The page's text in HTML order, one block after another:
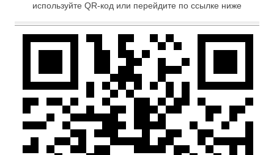
используйте QR-код или перейдите по ссылке ниже